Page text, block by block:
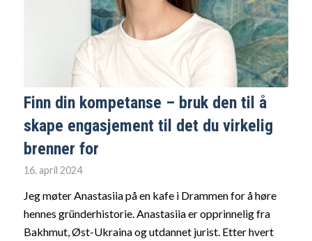
Finn din kompetanse – bruk den til å
skape engasjement til det du virkelig
brenner for
16. april 2024
Jeg møter Anastasiia på en kafe i Drammen for å høre
hennes gründerhistorie. Anastasiia er opprinnelig fra
Bakhmut, Øst-Ukraina og utdannet jurist. Etter hvert